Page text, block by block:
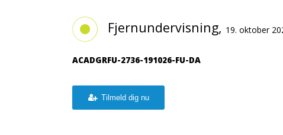
Fjernundervisning, 19. oktober
ACADGRFU-2736-191026-FU-DA
Tilmeld dig nu